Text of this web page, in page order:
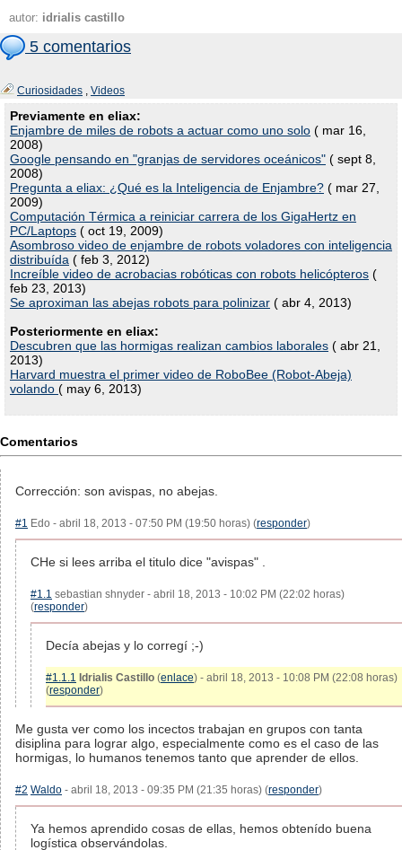
autor: idrialis castillo
5 comentarios
Curiosidades , Videos
Previamente en eliax:
Enjambre de miles de robots a actuar como uno solo ( mar 16,
2008)
Google pensando en "granjas de servidores oceánicos" ( sept 8,
2008)
Pregunta a eliax: ¿Qué es la Inteligencia de Enjambre? ( mar 27,
2009)
Computación Térmica a reiniciar carrera de los GigaHertz en
PC/Laptops ( oct 19, 2009)
Asombroso video de enjambre de robots voladores con inteligencia
distribuída ( feb 3, 2012)
Increíble video de acrobacias robóticas con robots helicópteros (
feb 23, 2013)
Se aproximan las abejas robots para polinizar ( abr 4, 2013)
Posteriormente en eliax:
Descubren que las hormigas realizan cambios laborales ( abr 21,
2013)
Harvard muestra el primer video de RoboBee (Robot-Abeja)
volando ( may 6, 2013)
Comentarios
Corrección: son avispas, no abejas.
#1 Edo - abril 18, 2013 - 07:50 PM (19:50 horas) (responder)
CHe si lees arriba el titulo dice "avispas" .
#1.1 sebastian shnyder - abril 18, 2013 - 10:02 PM (22:02 horas)
(responder)
Decía abejas y lo corregí ;-)
#1.1.1 Idrialis Castillo (enlace) - abril 18, 2013 - 10:08 PM (22:08 horas)
(responder)
Me gusta ver como los incectos trabajan en grupos con tanta
disiplina para lograr algo, especialmente como es el caso de las
hormigas, lo humanos tenemos tanto que aprender de ellos.
#2 Waldo - abril 18, 2013 - 09:35 PM (21:35 horas) (responder)
Ya hemos aprendido cosas de ellas, hemos obtenído buena
logística observándolas.